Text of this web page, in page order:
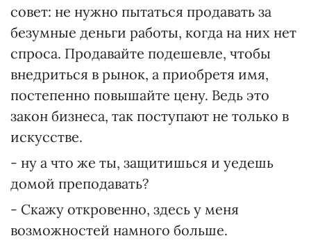
совет: не нужно пытаться продавать за
безумные деньги работы, когда на них нет
спроса. Продавайте подешевле, чтобы
внедриться в рынок, а приобретя имя,
постепенно повышайте цену. Ведь это
закон бизнеса, так поступают не только в
искусстве.
- ну а что же ты, защитишься и уедешь
домой преподавать?
- Скажу откровенно, здесь у меня
возможностей намного больше.